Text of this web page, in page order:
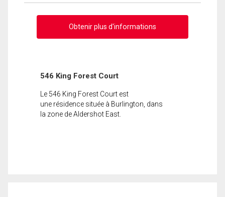
Obtenir plus d'informations
546 King Forest Court
Le 546 King Forest Court est
une résidence située à Burlington, dans
la zone de Aldershot East.